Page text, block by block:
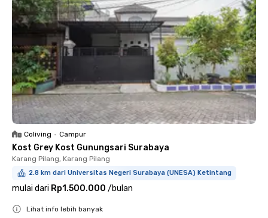
Coliving • Campur
Kost Grey Kost Gunungsari Surabaya
Karang Pilang, Karang Pilang
2.8 km dari Universitas Negeri Surabaya (UNESA) Ketintang
mulai dari Rp1.500.000 /bulan
Lihat info lebih banyak